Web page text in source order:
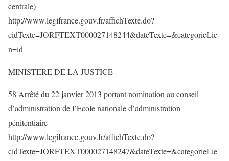
centrale)
http://www.legifrance.gouv.fr/affichTexte.do?
cidTexte=JORFTEXT000027148244&dateTexte=&categorieLie
n=id
MINISTERE DE LA JUSTICE
58 Arrêté du 22 janvier 2013 portant nomination au conseil
d’administration de l’Ecole nationale d’administration
pénitentiaire
http://www.legifrance.gouv.fr/affichTexte.do?
cidTexte=JORFTEXT000027148247&dateTexte=&categorieLie